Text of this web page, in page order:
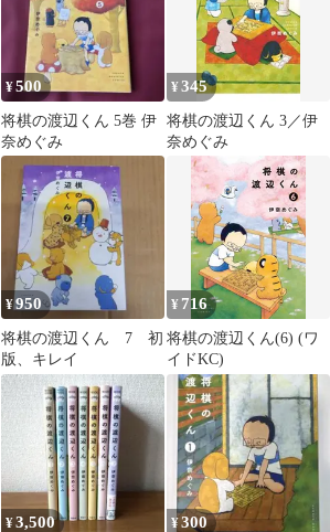
¥500
将棋の渡辺くん 5巻 伊
奈めぐみ
¥345
将棋の渡辺くん 3／伊
奈めぐみ
¥950
将棋の渡辺くん 7 初
版、キレイ
¥ 716
将棋の渡辺くん(6) (ワ
イドKC)
¥3,500 ¥300